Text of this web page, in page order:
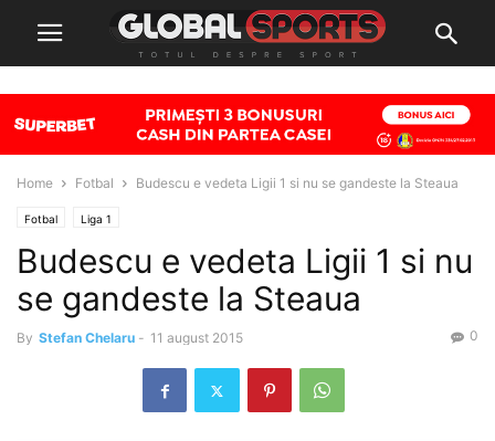
Home Fotbal Budescu e vedeta Ligii 1 si nu se gandeste la Steaua
Fotbal Liga 1
Budescu e vedeta Ligii 1 si nu
se gandeste la Steaua
By Stefan Chelaru - 11 august 2015 0